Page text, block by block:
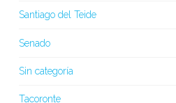
Santiago del Teide
Senado
Sin categoría
Tacoronte